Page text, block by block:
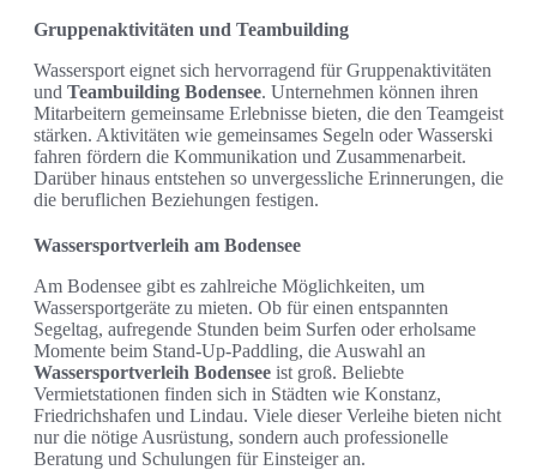
Gruppenaktivitäten und Teambuilding
Wassersport eignet sich hervorragend für Gruppenaktivitäten
und Teambuilding Bodensee. Unternehmen können ihren
Mitarbeitern gemeinsame Erlebnisse bieten, die den Teamgeist
stärken. Aktivitäten wie gemeinsames Segeln oder Wasserski
fahren fördern die Kommunikation und Zusammenarbeit.
Darüber hinaus entstehen so unvergessliche Erinnerungen, die
die beruflichen Beziehungen festigen.
Wassersportverleih am Bodensee
Am Bodensee gibt es zahlreiche Möglichkeiten, um
Wassersportgeräte zu mieten. Ob für einen entspannten
Segeltag, aufregende Stunden beim Surfen oder erholsame
Momente beim Stand-Up-Paddling, die Auswahl an
Wassersportverleih Bodensee ist groß. Beliebte
Vermietstationen finden sich in Städten wie Konstanz,
Friedrichshafen und Lindau. Viele dieser Verleihe bieten nicht
nur die nötige Ausrüstung, sondern auch professionelle
Beratung und Schulungen für Einsteiger an.